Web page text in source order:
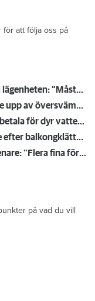
för att följa oss på
Så undviker du mögel – fyra riskplatser i lägenheten: ”Måste städa bort”
Satte på vattnet och somnade – vaknade upp av översvämning hos grannen
Rensade inte hålet i kylskåpet – tvingas betala för dyr vattenskada
Naken gängkriminell knivhotade granne efter balkongklättring
Kompisdealen blev verklighet – 40 år senare: "Flera fina fördelar med att dela bostad"
på vad du vill